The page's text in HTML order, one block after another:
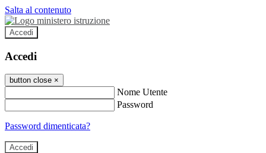
Salta al contenuto
Accedi
Accedi
button close ×
Nome Utente
Password
Password dimenticata?